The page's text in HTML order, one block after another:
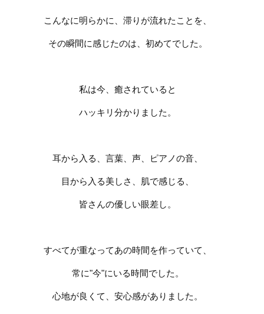
こんなに明らかに、滞りが流れたことを、
その瞬間に感じたのは、初めてでした。
私は今、癒されていると
ハッキリ分かりました。
耳から入る、言葉、声、ピアノの音、
目から入る美しさ、肌で感じる、
皆さんの優しい眼差し。
すべてが重なってあの時間を作っていて、
常に"今"にいる時間でした。
心地が良くて、安心感がありました。